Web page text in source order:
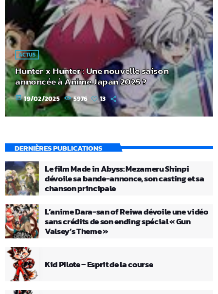
ACTUS
Hunter x Hunter : Une nouvelle saison
annoncée à Anime Japan 2025 ?
today 19/02/2025 5976 13
DERNIÈRES PUBLICATIONS
Le film Made in Abyss: Mezameru Shinpi
dévoile sa bande-annonce, son casting et sa
chanson principale
L’anime Dara-san of Reiwa dévoile une vidéo
sans crédits de son ending spécial « Gun
Valsey’s Theme »
Kid Pilote – Esprit de la course